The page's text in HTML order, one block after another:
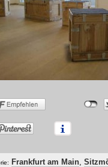
Frankfurt am Main,